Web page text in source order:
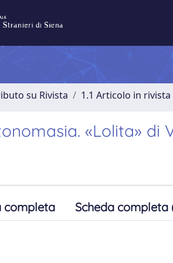
su Rivista 1.1 Articolo in rivista
«Lolita» di
completa Scheda completa